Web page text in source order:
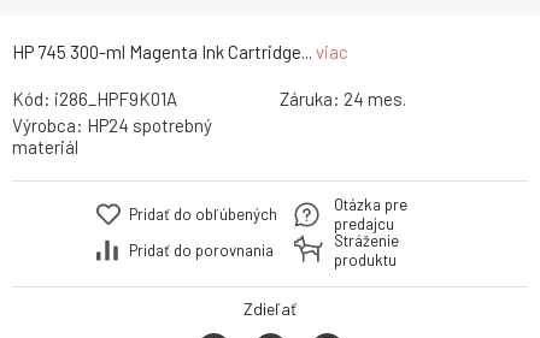
HP 745 300-ml Magenta Ink Cartridge... viac
Kód: i286_HPF9K01A Záruka: 24 mes.
Výrobca: HP24 spotrebný
materiál
Pridať do obľúbených
Pridať do porovnania
Otázka pre
predajcu
Stráženie
produktu
Zdieľať